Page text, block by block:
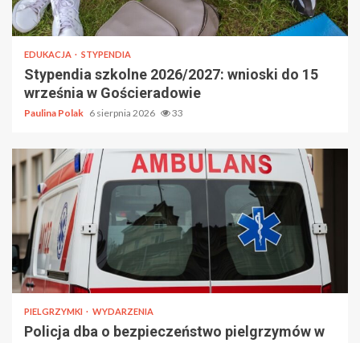
EDUKACJA STYPENDIA
Stypendia szkolne 2026/2027: wnioski do 15
września w Gościeradowie
Paulina Polak 6 sierpnia 2026 33
PIELGRZYMKI WYDARZENIA
Policja dba o bezpieczeństwo pielgrzymów w